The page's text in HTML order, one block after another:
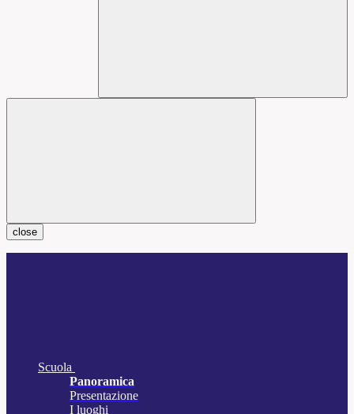
close
Scuola
Panoramica
Presentazione
I luoghi